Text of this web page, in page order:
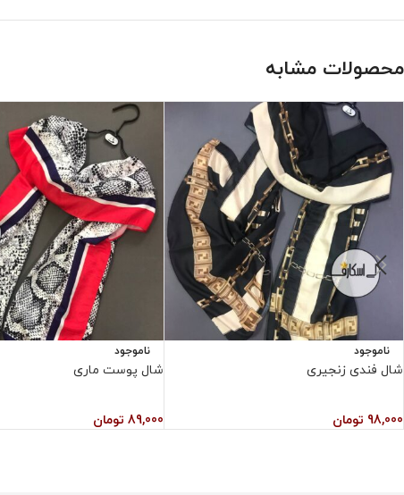
محصولات مشابه
ناموجود
شال فندی زنجیری
98,000 تومان
ناموجود
شال پوست ماری
89,000 تومان